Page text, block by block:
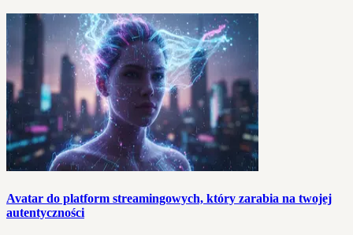
Avatar do platform streamingowych, który zarabia na twojej
autentyczności